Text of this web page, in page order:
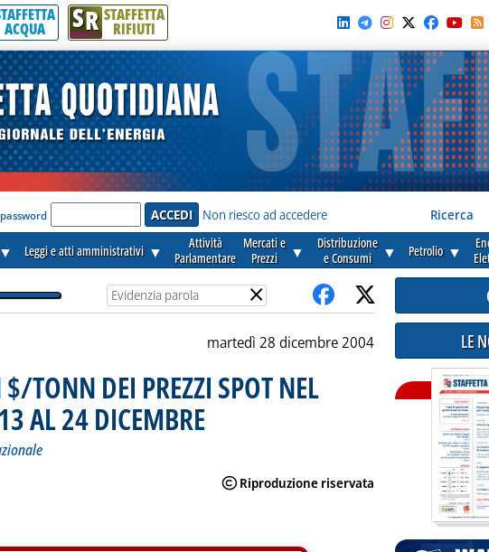
notizia.
ACQUA SR STAFFETTA
RIFIUTI
accedere'
password Non riesco ad accedere Ricerca
▼ Leggi e atti amministrativi ▼
Attività
Parlamentare
Mercati e
Prezzi
▼
Distribuzione
e Consumi
▼ Petrolio ▼
×
martedì 28 dicembre 2004
TONN DEI PREZZI SPOT NEL
AL 24 DICEMBRE
LE